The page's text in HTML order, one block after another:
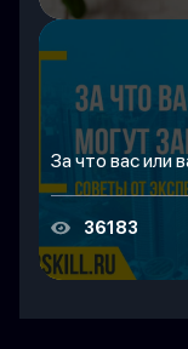
За что вас или
36183